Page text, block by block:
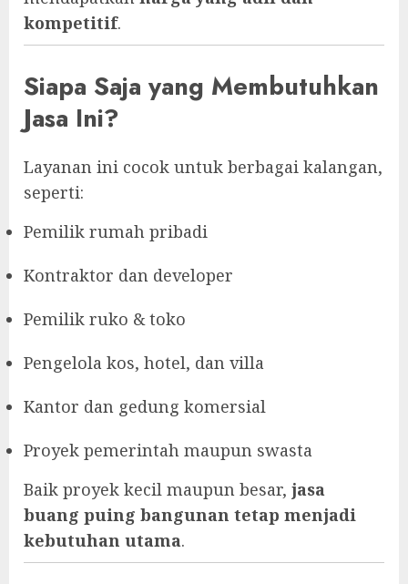
kompetitif.
Siapa Saja yang Membutuhkan
Jasa Ini?
Layanan ini cocok untuk berbagai kalangan,
seperti:
Pemilik rumah pribadi
Kontraktor dan developer
Pemilik ruko & toko
Pengelola kos, hotel, dan villa
Kantor dan gedung komersial
Proyek pemerintah maupun swasta
Baik proyek kecil maupun besar, jasa
buang puing bangunan tetap menjadi
kebutuhan utama.